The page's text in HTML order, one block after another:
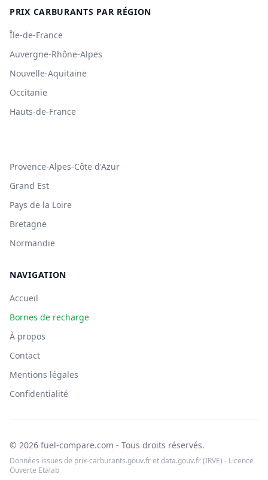
PRIX CARBURANTS PAR RÉGION
Île-de-France
Auvergne-Rhône-Alpes
Nouvelle-Aquitaine
Occitanie
Hauts-de-France
Provence-Alpes-Côte d'Azur
Grand Est
Pays de la Loire
Bretagne
Normandie
NAVIGATION
Accueil
Bornes de recharge
À propos
Contact
Mentions légales
Confidentialité
© 2026 fuel-compare.com - Tous droits réservés.
Données issues de prix-carburants.gouv.fr et data.gouv.fr (IRVE) - Licence
Ouverte Etalab